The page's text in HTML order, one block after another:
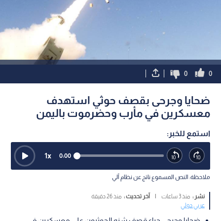
0
0
ضحايا وجرحى بقصف حوثي استهدف
معسكرين في مأرب وحضرموت باليمن
استمع للخبر:
0:00
1x
ملاحظة: النص المسموع ناتج عن نظام آلي
نشر : منذ 3 ساعات | آخر تحديث : منذ 26 دقيقة
عربي دولي